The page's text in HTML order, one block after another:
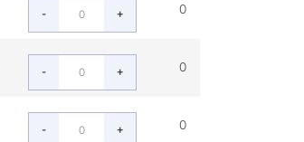
- + 0
- + 0
- + 0